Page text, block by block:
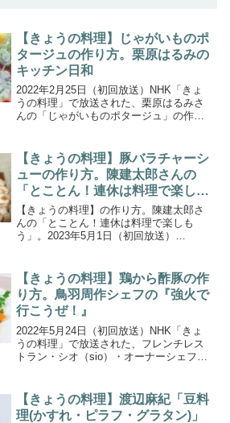
【きょうの料理】じゃがいものポ
タージュの作り方。栗原はるみの
キッチン日和
2022年2月25日（初回放送）NHK「きょ
うの料理」で放送された、栗原はるみさ
んの「じゃがいものポタージュ」の作り
んが春におすすめのホットサンド「ツナ
メルト」を紹介...
【きょうの料理】豚バラチャーシ
ューの作り方。陳建太郎さんの
「とことん！連休は料理で楽しも
う」。
【きょうの料理】の作り方。陳建太郎さ
んの「とことん！連休は料理で楽しも
う」。2023年5月1日（初回放送）
作り方をご紹介します。大型連休のゆっ
たり余裕がある一日は、い...
【きょうの料理】鶏から酢豚の作
り方。鳥羽周作シェフの『強火で
行こうぜ！』
2022年5月24日（初回放送）NHK「きょ
うの料理」で放送された、フレンチレス
トラン・シオ（sio）・オーナーシェフの
理がマンネリ、おっくう…そんな悩みを
解決する新シリ...
【きょうの料理】渡辺麻紀「豆料
理(かすれ・ピラフ・グラタン)」